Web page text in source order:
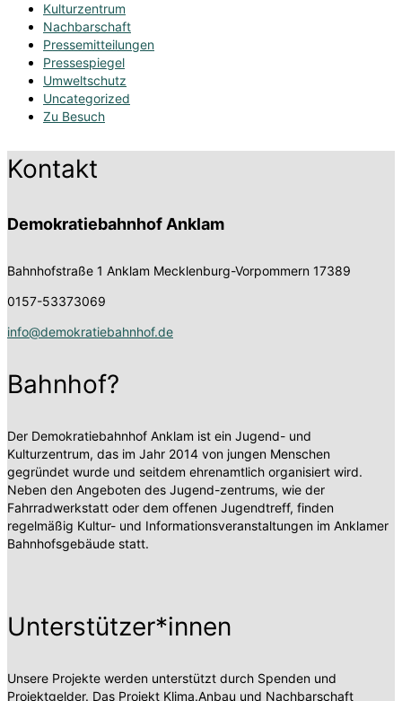
Kulturzentrum
Nachbarschaft
Pressemitteilungen
Pressespiegel
Umweltschutz
Uncategorized
Zu Besuch
Kontakt
Demokratiebahnhof Anklam
Bahnhofstraße 1 Anklam Mecklenburg-Vorpommern 17389
0157-53373069
info@demokratiebahnhof.de
Bahnhof?
Der Demokratiebahnhof Anklam ist ein Jugend- und
Kulturzentrum, das im Jahr 2014 von jungen Menschen
gegründet wurde und seitdem ehrenamtlich organisiert wird.
Neben den Angeboten des Jugend-zentrums, wie der
Fahrradwerkstatt oder dem offenen Jugendtreff, finden
regelmäßig Kultur- und Informationsveranstaltungen im Anklamer
Bahnhofsgebäude statt.
Unterstützer*innen
Unsere Projekte werden unterstützt durch Spenden und
Projektgelder. Das Projekt Klima.Anbau und Nachbarschaft